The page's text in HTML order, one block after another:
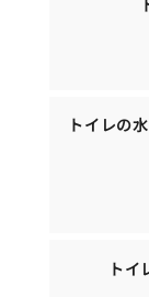
トイレの
トイ